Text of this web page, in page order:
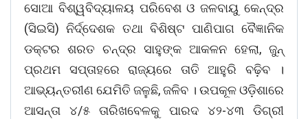
ସୋଆ ବିଶ୍ୱବିଦ୍ୟାଳୟ ପରିବେଶ ଓ ଜଳବାୟୁ କେନ୍ଦ୍ର
(ସିଇସି) ନିର୍ଦ୍ଦେଶକ ତଥା ବିଶିଷ୍ଟ ପାଣିପାଗ ବୈଜ୍ଞାନିକ
ଡକ୍ଟର ଶରତ ଚନ୍ଦ୍ର ସାହୁଙ୍କ ଆକଳନ ହେଲା, ଜୁନ୍‌
ପ୍ରଥମ ସପ୍ତାହରେ ରାଜ୍ୟରେ ତାତି ଆହୁରି ବଢ଼ିବ ।
ଆଭ୍ୟନ୍ତରୀଣ ଯେମିତି ଜଳୁଛି, ଜଳିବ । ଉପକୂଳ ଓଡ଼ିଶାରେ
ଆସନ୍ତା ୪/୫ ତାରିଖବେଳକୁ ପାରଦ ୪୨-୪୩ ଡିଗ୍ରୀ